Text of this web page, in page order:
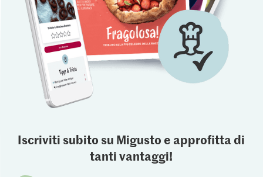
Iscriviti subito su Migusto e approfitta di
tanti vantaggi!